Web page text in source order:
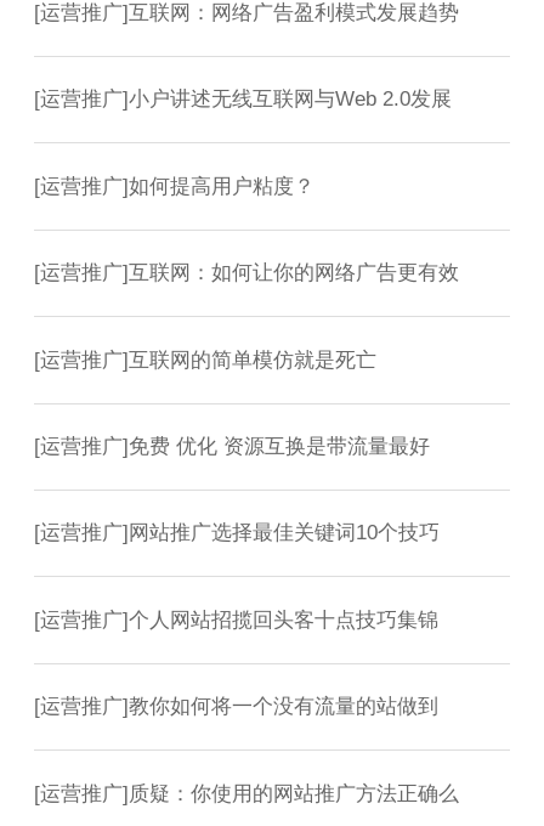
[运营推广]互联网：网络广告盈利模式发展趋势
[运营推广]小户讲述无线互联网与Web 2.0发展
[运营推广]如何提高用户粘度？
[运营推广] 互联网：如何让你的网络广告更有效
[运营推广]互联网的简单模仿就是死亡
[运营推广]免费 优化 资源互换是带流量最好
[运营推广] 网站推广选择最佳关键词10个技巧
[运营推广]个人网站招揽回头客十点技巧集锦
[运营推广]教你如何将一个没有流量的站做到
[运营推广]质疑：你使用的网站推广方法正确么